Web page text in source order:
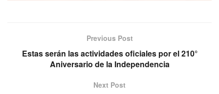
Previous Post
Estas serán las actividades oficiales por el 210°
Aniversario de la Independencia
Next Post